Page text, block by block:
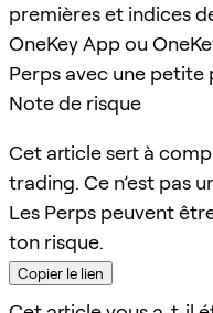
premières et indices
OneKey App ou
Perps avec une petite
Note de risque
Cet article sert à
trading. Ce n’est pas
Les Perps peuvent
ton risque.
Copier le lien